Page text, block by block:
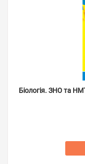
Біологія. ЗНО та